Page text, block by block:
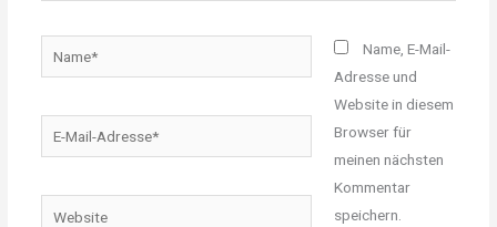
Mail-
Website
Name, E-Mail-
Adresse und
Website in diesem
Browser für
meinen nächsten
Kommentar
speichern.